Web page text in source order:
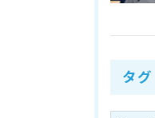
タグ